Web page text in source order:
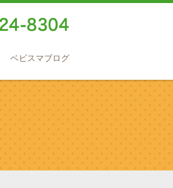
ベビスマブログ